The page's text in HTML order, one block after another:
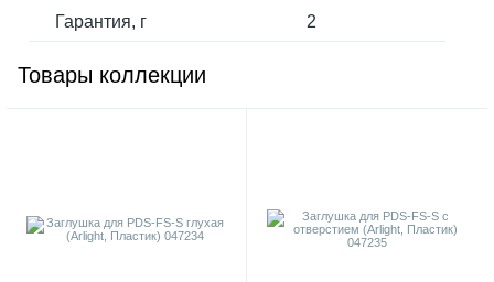
Гарантия, г 2
Товары коллекции